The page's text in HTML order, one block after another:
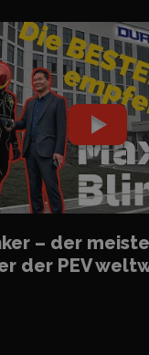
– der
der PEV